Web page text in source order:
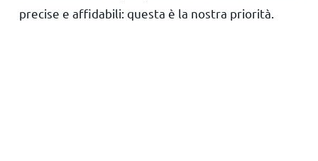
precise e affidabili: questa è la nostra priorità.